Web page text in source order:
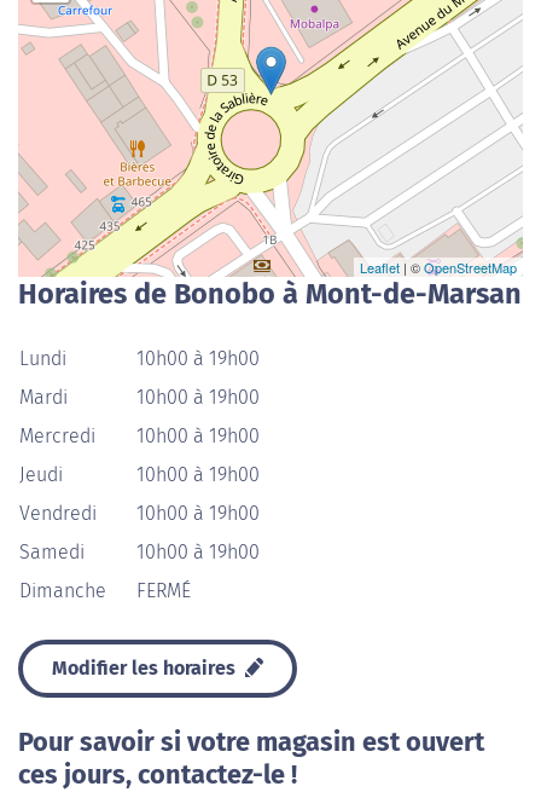
Leaflet | ©OpenStreetMap
Horaires de Bonobo à Mont-de-Marsan
Lundi
10h00 à 19h00
Mardi
10h00 à 19h00
Mercredi
10h00 à 19h00
Jeudi
10h00 à 19h00
Vendredi
10h00 à 19h00
Samedi
10h00 à 19h00
Dimanche
FERMÉ
Modifier les horaires
Pour savoir si votre magasin est ouvert
ces jours, contactez-le !